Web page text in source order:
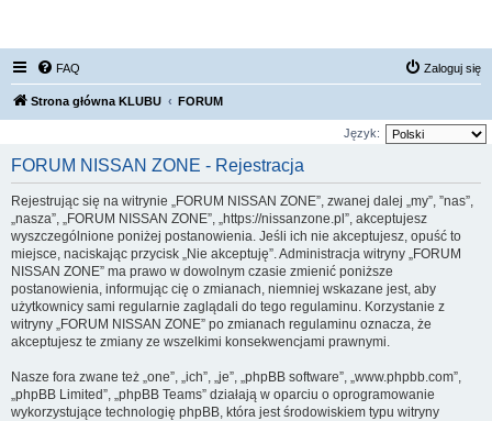
FAQ Zaloguj się
Strona główna KLUBU FORUM
Język:
FORUM NISSAN ZONE - Rejestracja
Rejestrując się na witrynie „FORUM NISSAN ZONE”, zwanej dalej „my”, ”nas”,
„nasza”, „FORUM NISSAN ZONE”, „https://nissanzone.pl”, akceptujesz
wyszczególnione poniżej postanowienia. Jeśli ich nie akceptujesz, opuść to
miejsce, naciskając przycisk „Nie akceptuję”. Administracja witryny „FORUM
NISSAN ZONE” ma prawo w dowolnym czasie zmienić poniższe
postanowienia, informując cię o zmianach, niemniej wskazane jest, aby
użytkownicy sami regularnie zaglądali do tego regulaminu. Korzystanie z
witryny „FORUM NISSAN ZONE” po zmianach regulaminu oznacza, że
akceptujesz te zmiany ze wszelkimi konsekwencjami prawnymi.
Nasze fora zwane też „one”, „ich”, „je”, „phpBB software”, „www.phpbb.com”,
„phpBB Limited”, „phpBB Teams” działają w oparciu o oprogramowanie
wykorzystujące technologię phpBB, która jest środowiskiem typu witryny